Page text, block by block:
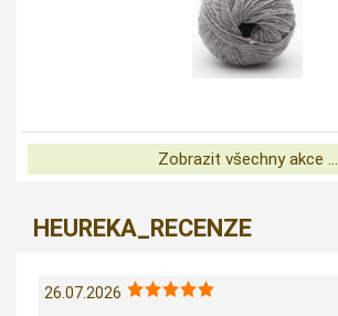
Zobrazit všechny akce ...
HEUREKA_RECENZE
26.07.2026